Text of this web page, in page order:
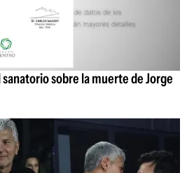
sobre la muerte de Jorge